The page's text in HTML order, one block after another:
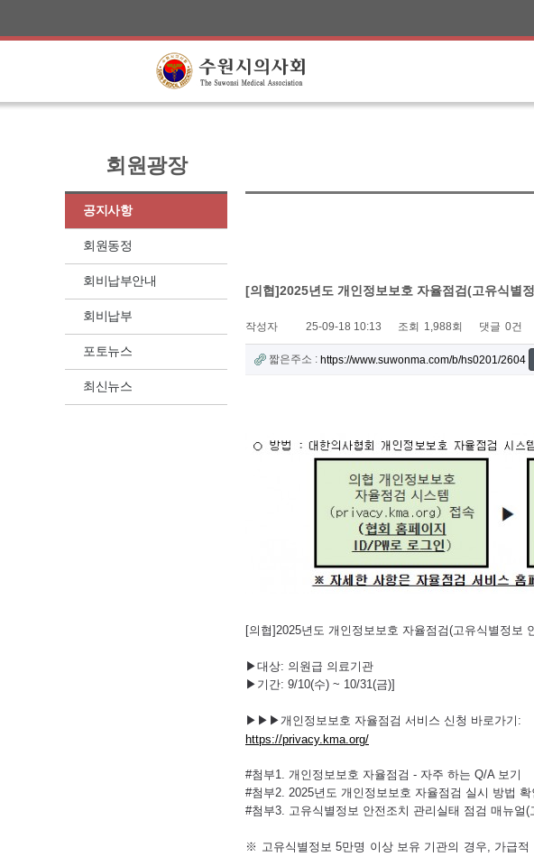
회원광장
공지사항
회원동정
회비납부안내
회비납부
포토뉴스
최신뉴스
[의협]2025년도 개인정보보호 자율점검(고유식별
작성자 25-09-18 10:13 조회 1,988회 댓글 0건
짧은주소 : https://www.suwonma.com/b/hs0201/2604
[의협]2025년도 개인정보보호 자율점검(고유식별정보
▶대상: 의원급 의료기관
▶기간: 9/10(수) ~ 10/31(금)]
▶▶▶개인정보보호 자율점검 서비스 신청 바로가기:
https://privacy.kma.org/
#첨부1. 개인정보보호 자율점검 - 자주 하는 Q/A 보기
#첨부2. 2025년도 개인정보보호 자율점검 실시 방법 확
#첨부3. 고유식별정보 안전조치 관리실태 점검 매뉴
※ 고유식별정보 5만명 이상 보유 기관의 경우, 가급